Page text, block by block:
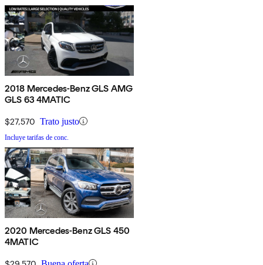
2018 Mercedes-Benz GLS AMG
GLS 63 4MATIC
$27,570 Trato justo
Incluye tarifas de conc.
2020 Mercedes-Benz GLS 450
4MATIC